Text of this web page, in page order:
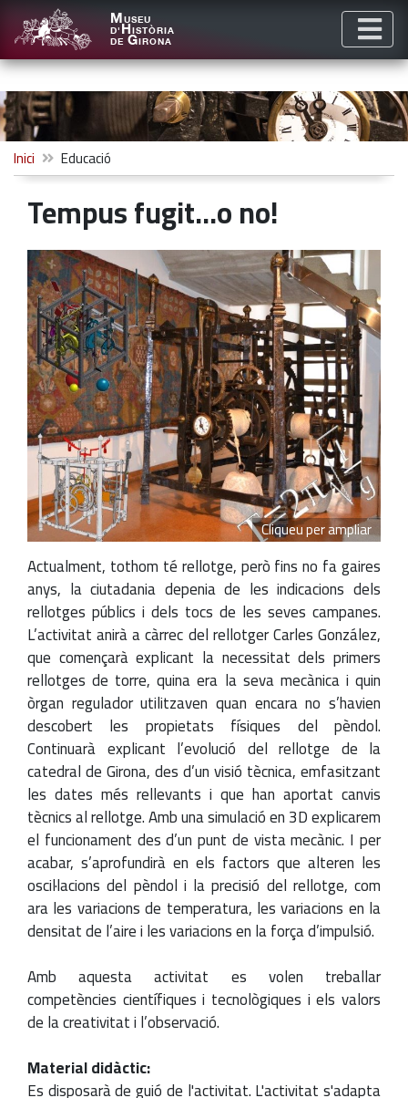
MUSEU
D'HISTÒRIA
DE GIRONA
Inici Educació
Tempus fugit...o no!
Cliqueu per ampliar
Actualment, tothom té rellotge, però fins no fa gaires
anys, la ciutadania depenia de les indicacions dels
rellotges públics i dels tocs de les seves campanes.
L’activitat anirà a càrrec del rellotger Carles González,
que començarà explicant la necessitat dels primers
rellotges de torre, quina era la seva mecànica i quin
òrgan regulador utilitzaven quan encara no s’havien
descobert les propietats físiques del pèndol.
Continuarà explicant l’evolució del rellotge de la
catedral de Girona, des d’un visió tècnica, emfasitzant
les dates més rellevants i que han aportat canvis
tècnics al rellotge. Amb una simulació en 3D explicarem
el funcionament des d’un punt de vista mecànic. I per
acabar, s’aprofundirà en els factors que alteren les
oscil·lacions del pèndol i la precisió del rellotge, com
ara les variacions de temperatura, les variacions en la
densitat de l’aire i les variacions en la força d’impulsió.
Amb aquesta activitat es volen treballar
competències científiques i tecnològiques i els valors
de la creativitat i l’observació.
Material didàctic:
Es disposarà de guió de l'activitat. L'activitat s'adapta